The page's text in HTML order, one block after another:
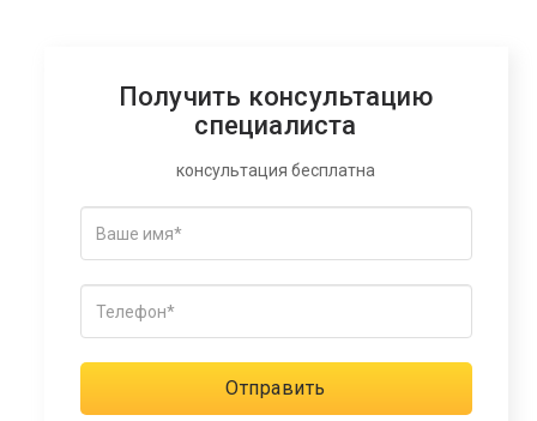
Получить консультацию
специалиста
консультация бесплатна
Отправить